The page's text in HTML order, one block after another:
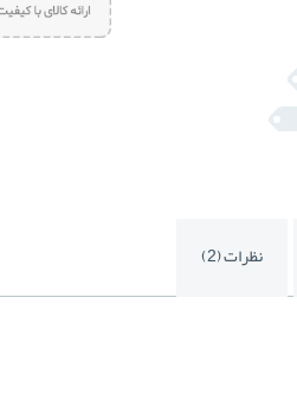
نظرات (2)